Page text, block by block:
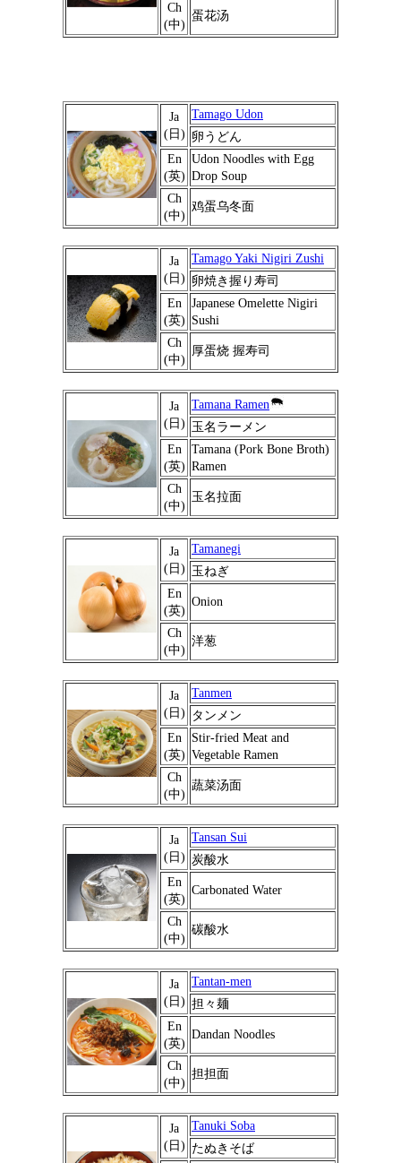
Ch
(中)
蛋花汤
Ja
(日)
Tamago Udon
卵うどん
En
(英)
Udon Noodles with Egg
Drop Soup
Ch
(中)
鸡蛋乌冬面
Ja
(日)
Tamago Yaki Nigiri Zushi
卵焼き握り寿司
En
(英)
Japanese Omelette Nigiri
Sushi
Ch
(中)
厚蛋烧 握寿司
Ja
(日)
Tamana Ramen
玉名ラーメン
En
(英)
Tamana (Pork Bone Broth)
Ramen
Ch
(中)
玉名拉面
Ja
(日)
Tamanegi
玉ねぎ
En
(英)
Onion
Ch
(中)
洋葱
Ja
(日)
Tanmen
タンメン
En
(英)
Stir-fried Meat and
Vegetable Ramen
Ch
(中)
蔬菜汤面
Ja
(日)
Tansan Sui
炭酸水
En
(英)
Carbonated Water
Ch
(中)
碳酸水
Ja
(日)
Tantan-men
担々麺
En
(英)
Dandan Noodles
Ch
(中)
担担面
Ja
(日)
Tanuki Soba
たぬきそば